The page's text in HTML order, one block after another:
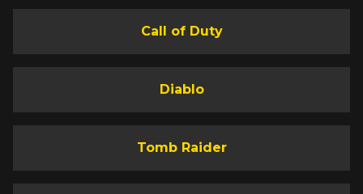
Call of Duty
Diablo
Tomb Raider